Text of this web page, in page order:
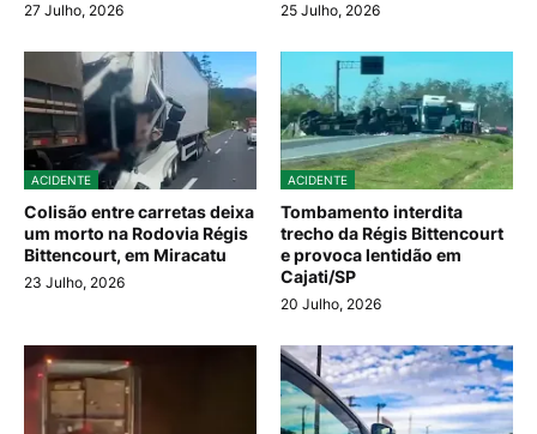
27 Julho, 2026 25 Julho, 2026
ACIDENTE
Colisão entre carretas deixa
um morto na Rodovia Régis
Bittencourt, em Miracatu
23 Julho, 2026
ACIDENTE
Tombamento interdita
trecho da Régis Bittencourt
e provoca lentidão em
Cajati/SP
20 Julho, 2026